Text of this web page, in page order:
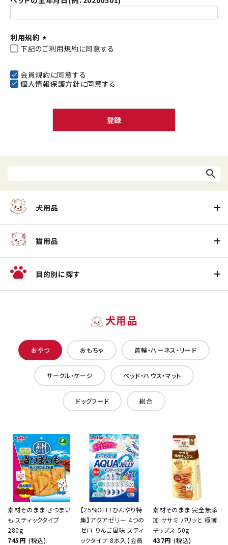
利用規約
(
須
)
下記のご利用規約に同意する
会員規約に同意する
個人情報保護方針 に同意する
登録
犬用品
猫用品
目的別に探す
犬用品
おやつ おもちゃ 首輪・ハーネス・リード
サークル・ケージ ベッド・ハウス・マット
ドッグフード 総合
素材そのまま さつまい
も スティックタイプ
280g
745円 (税込)
【25%OFF！ひんやり特
集】アクアゼリー 4つの
ゼロ りんご風味 スティ
ックタイプ 8本入【会員
素材そのまま 完全無添
加 ササミ パリッと 極薄
チップス 50g
437円 (税込)